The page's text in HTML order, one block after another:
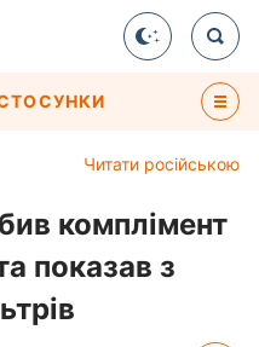
Читати російською
комплімент
показав з